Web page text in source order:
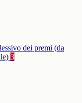
dei premi (da
3